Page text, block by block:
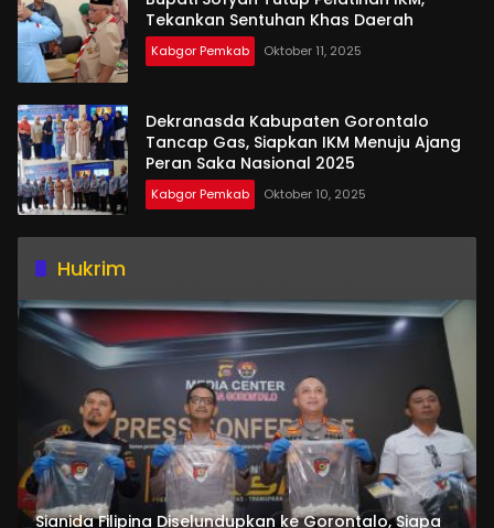
Tekankan Sentuhan Khas Daerah
Kabgor Pemkab Oktober 11, 2025
Dekranasda Kabupaten Gorontalo
Tancap Gas, Siapkan IKM Menuju Ajang
Peran Saka Nasional 2025
Kabgor Pemkab Oktober 10, 2025
Hukrim
Sianida Filipina Diselundupkan ke Gorontalo, Siapa